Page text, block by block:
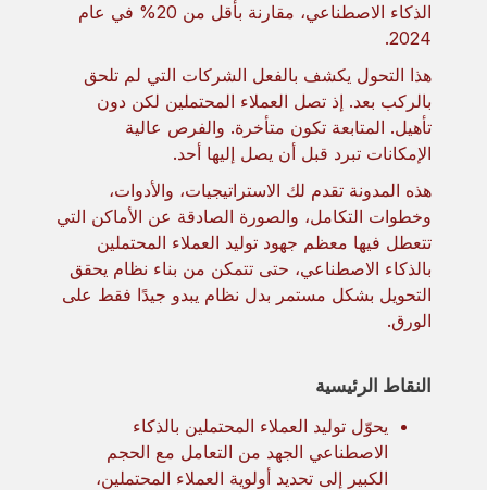
الذكاء الاصطناعي، مقارنة بأقل من 20% في عام
2024.
هذا التحول يكشف بالفعل الشركات التي لم تلحق
بالركب بعد. إذ تصل العملاء المحتملين لكن دون
تأهيل. المتابعة تكون متأخرة. والفرص عالية
الإمكانات تبرد قبل أن يصل إليها أحد.
هذه المدونة تقدم لك الاستراتيجيات، والأدوات،
وخطوات التكامل، والصورة الصادقة عن الأماكن التي
تتعطل فيها معظم جهود توليد العملاء المحتملين
بالذكاء الاصطناعي، حتى تتمكن من بناء نظام يحقق
التحويل بشكل مستمر بدل نظام يبدو جيدًا فقط على
الورق.
النقاط الرئيسية
يحوّل توليد العملاء المحتملين بالذكاء
الاصطناعي الجهد من التعامل مع الحجم
الكبير إلى تحديد أولوية العملاء المحتملين،